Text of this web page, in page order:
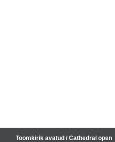
Toomkirik avatud / Cathedral open